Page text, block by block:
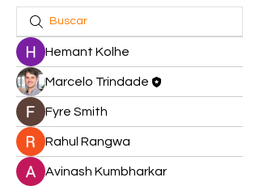
Hemant Kolhe
Marcelo Trindade
Fyre Smith
Rahul Rangwa
Avinash Kumbharkar